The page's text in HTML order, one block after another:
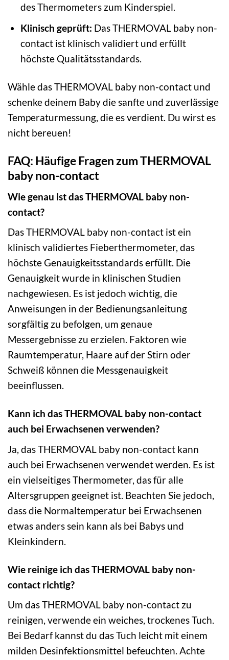
des Thermometers zum Kinderspiel.
Klinisch geprüft: Das THERMOVAL baby non-
contact ist klinisch validiert und erfüllt
höchste Qualitätsstandards.
Wähle das THERMOVAL baby non-contact und
schenke deinem Baby die sanfte und zuverlässige
Temperaturmessung, die es verdient. Du wirst es
nicht bereuen!
FAQ: Häufige Fragen zum THERMOVAL
baby non-contact
Wie genau ist das THERMOVAL baby non-
contact?
Das THERMOVAL baby non-contact ist ein
klinisch validiertes Fieberthermometer, das
höchste Genauigkeitsstandards erfüllt. Die
Genauigkeit wurde in klinischen Studien
nachgewiesen. Es ist jedoch wichtig, die
Anweisungen in der Bedienungsanleitung
sorgfältig zu befolgen, um genaue
Messergebnisse zu erzielen. Faktoren wie
Raumtemperatur, Haare auf der Stirn oder
Schweiß können die Messgenauigkeit
beeinflussen.
Kann ich das THERMOVAL baby non-contact
auch bei Erwachsenen verwenden?
Ja, das THERMOVAL baby non-contact kann
auch bei Erwachsenen verwendet werden. Es ist
ein vielseitiges Thermometer, das für alle
Altersgruppen geeignet ist. Beachten Sie jedoch,
dass die Normaltemperatur bei Erwachsenen
etwas anders sein kann als bei Babys und
Kleinkindern.
Wie reinige ich das THERMOVAL baby non-
contact richtig?
Um das THERMOVAL baby non-contact zu
reinigen, verwende ein weiches, trockenes Tuch.
Bei Bedarf kannst du das Tuch leicht mit einem
milden Desinfektionsmittel befeuchten. Achte